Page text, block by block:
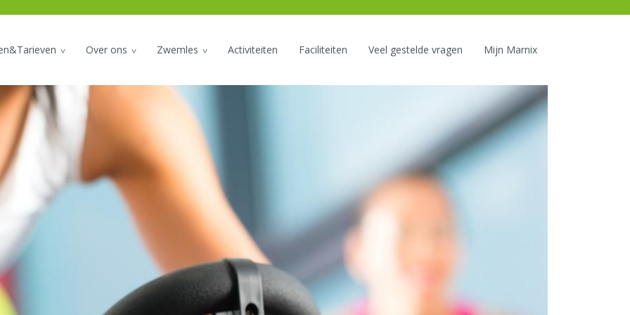
Over ons Zwemles Activiteiten Faciliteiten Veel gestelde vragen Mijn Marnix